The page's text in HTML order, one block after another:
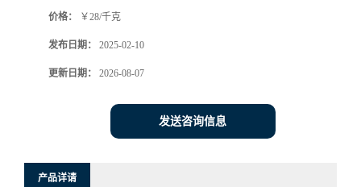
价格： ￥28/千克
发布日期： 2025-02-10
更新日期： 2026-08-07
发送咨询信息
产品详请